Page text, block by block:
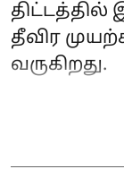
தீவிர
வருகிறது.